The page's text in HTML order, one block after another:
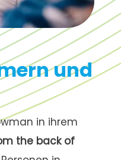
und
in ihrem
the back of